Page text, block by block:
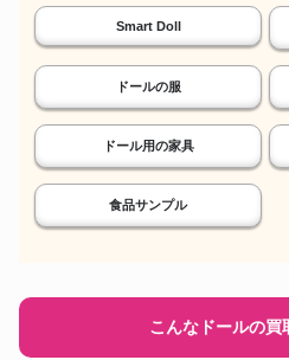
Smart Doll
ドールの服
ドール用の家具
食品サンプル
こんなドールの買